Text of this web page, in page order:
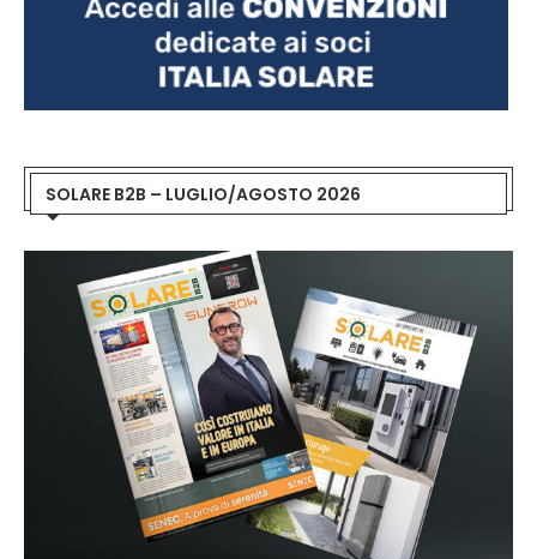
SOLARE B2B – LUGLIO/AGOSTO 2026